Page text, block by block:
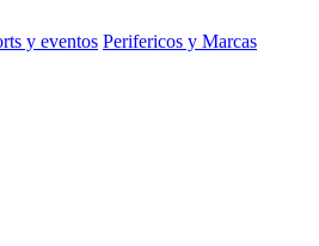
y eventos Perifericos y Marcas